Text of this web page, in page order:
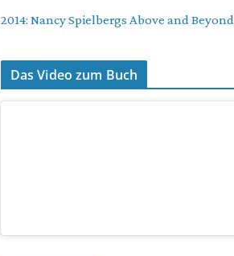
2014: Nancy Spielbergs Above and Beyond
Das Video zum Buch